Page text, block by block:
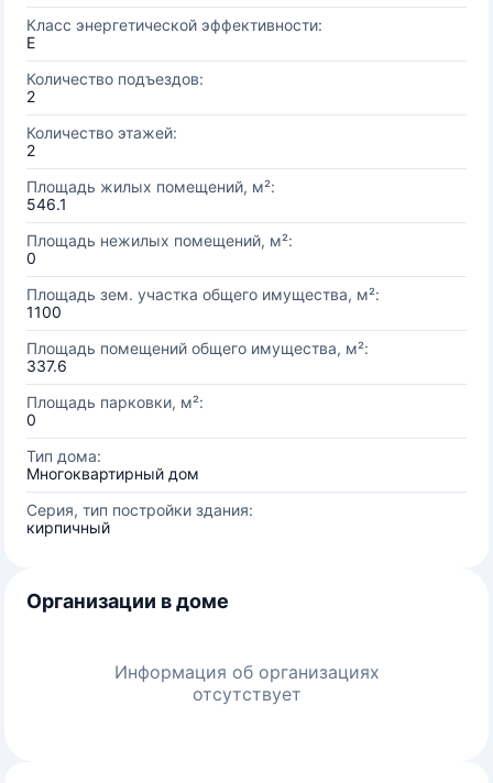
Класс энергетической эффективности:
E
Количество подъездов:
2
Количество этажей:
2
Площадь жилых помещений, м²:
546.1
Площадь нежилых помещений, м²:
0
Площадь зем. участка общего имущества, м²:
1100
Площадь помещений общего имущества, м²:
337.6
Площадь парковки, м²:
0
Тип дома:
Многоквартирный дом
Серия, тип постройки здания:
кирпичный
Организации в доме
Информация об организациях
отсутствует